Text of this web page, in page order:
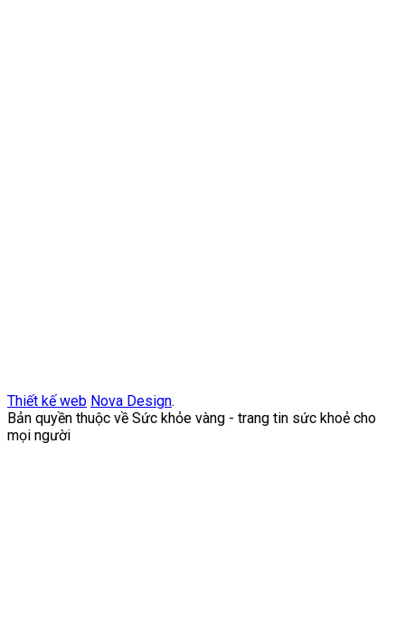
Thiết kế web Nova Design.
Bản quyền thuộc về Sức khỏe vàng - trang tin sức khoẻ cho
mọi người